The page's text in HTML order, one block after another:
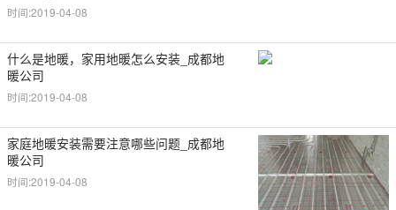
时间:2019-04-08
什么是地暖，家用地暖怎么安装_成都地
暖公司
时间:2019-04-08
家庭地暖安装需要注意哪些问题_成都地
暖公司
时间:2019-04-08